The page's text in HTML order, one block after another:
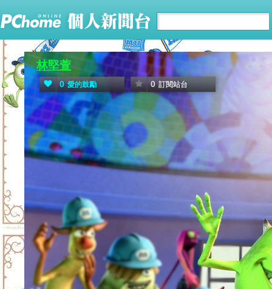
林堅萱
0 愛的鼓勵 0 訂閱站台